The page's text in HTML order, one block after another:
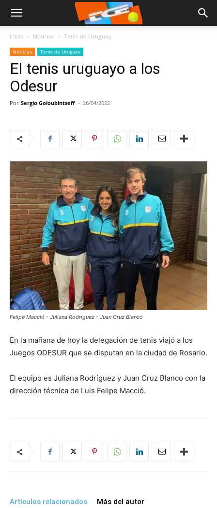
Inicio Noticias Tenis de Uruguay
Noticias Tenis de Uruguay
El tenis uruguayo a los
Odesur
Por Sergio Goloubintseff - 26/04/2022
Felipe Macció - Juliana Rodriguez - Juan Cruz Blanco
En la mañana de hoy la delegación de tenis viajó a los
Juegos ODESUR que se disputan en la ciudad de Rosario.
El equipo es Juliana Rodríguez y Juan Cruz Blanco con la
dirección técnica de Luis Felipe Macció.
Artículos relacionados Más del autor